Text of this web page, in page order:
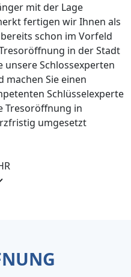
mit der Lage
fertigen wir Ihnen als
schon im Vorfeld
in der Stadt
unsere Schlossexperten
machen Sie einen
Schlüsselexperte
Tresoröffnung in
umgesetzt